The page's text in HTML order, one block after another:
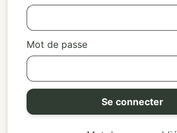
Mot de passe
Se connecter